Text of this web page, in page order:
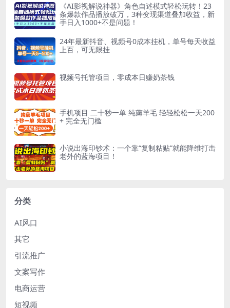
《AI影视解说神器》角色自述模式轻松玩转！23
条爆款作品播放破万，3种变现渠道叠加收益，新
手日入1000+不是问题！
24年最新抖音、视频号0成本挂机，单号每天收益
上百，可无限挂
视频号托管项目，零成本日赚奶茶钱
手机项目 二十秒一单 纯薅羊毛 轻轻松松一天200
+ 完全无门槛
小说出海印钞术：一个靠“复制粘贴”就能降维打击
老外的蓝海项目！
分类
AI风口
其它
引流推广
文案写作
电商运营
短视频